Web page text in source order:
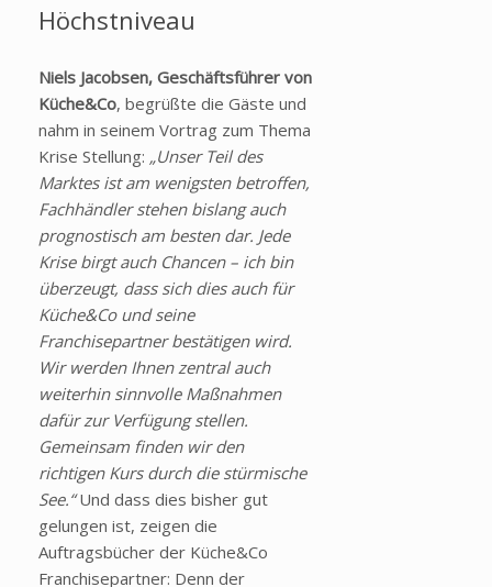
Höchstniveau
Niels Jacobsen, Geschäftsführer von
Küche&Co, begrüßte die Gäste und
nahm in seinem Vortrag zum Thema
Krise Stellung: „Unser Teil des
Marktes ist am wenigsten betroffen,
Fachhändler stehen bislang auch
prognostisch am besten dar. Jede
Krise birgt auch Chancen – ich bin
überzeugt, dass sich dies auch für
Küche&Co und seine
Franchisepartner bestätigen wird.
Wir werden Ihnen zentral auch
weiterhin sinnvolle Maßnahmen
dafür zur Verfügung stellen.
Gemeinsam finden wir den
richtigen Kurs durch die stürmische
See.“Und dass dies bisher gut
gelungen ist, zeigen die
Auftragsbücher der Küche&Co
Franchisepartner: Denn der